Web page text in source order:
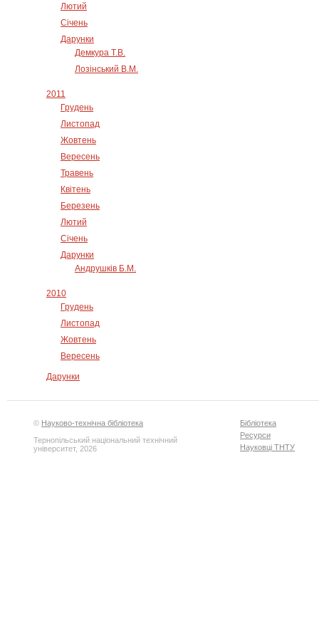
Лютий
Січень
Дарунки
Демкура Т.В.
Лозінський В.М.
2011
Грудень
Листопад
Жовтень
Вересень
Травень
Квітень
Березень
Лютий
Січень
Дарунки
Андрушків Б.М.
2010
Грудень
Листопад
Жовтень
Вересень
Дарунки
© Науково-технічна бібліотека
Тернопільський національний технічний
університет, 2026
Бібліотека
Ресурси
Науковці ТНТУ